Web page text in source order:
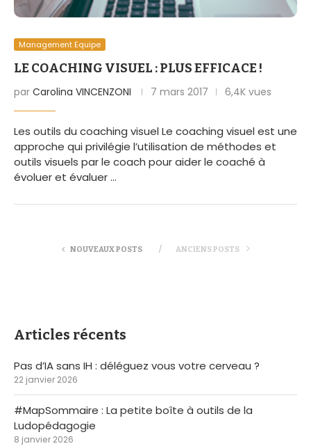
Management Equipe
LE COACHING VISUEL : PLUS EFFICACE !
par Carolina VINCENZONI 7 mars 2017 6,4K vues
Les outils du coaching visuel Le coaching visuel est une
approche qui privilégie l’utilisation de méthodes et
outils visuels par le coach pour aider le coaché à
évoluer et évaluer …
NOUVEAUX POSTS ANCIENS POSTS
Articles récents
Pas d’IA sans IH : déléguez vous votre cerveau ?
22 janvier 2026
#MapSommaire : La petite boîte à outils de la
Ludopédagogie
8 janvier 2026